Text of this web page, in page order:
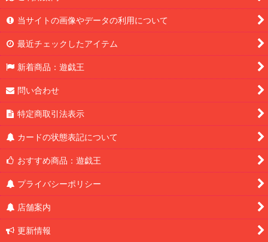
当サイトの画像やデータの利用について
最近チェックしたアイテム
新着商品：遊戯王
問い合わせ
特定商取引法表示
カードの状態表記について
おすすめ商品：遊戯王
プライバシーポリシー
店舗案内
更新情報